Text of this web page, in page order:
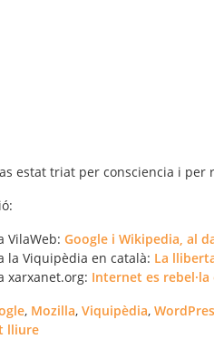
estat triat per consciencia i
VilaWeb: Google i Wikipedia, al
la Viquipèdia en català: La
xarxanet.org: Internet es rebel·la
, Mozilla, Viquipèdia,
lliure